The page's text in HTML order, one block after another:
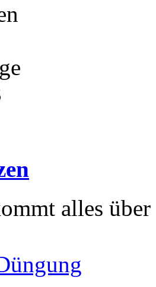
alles